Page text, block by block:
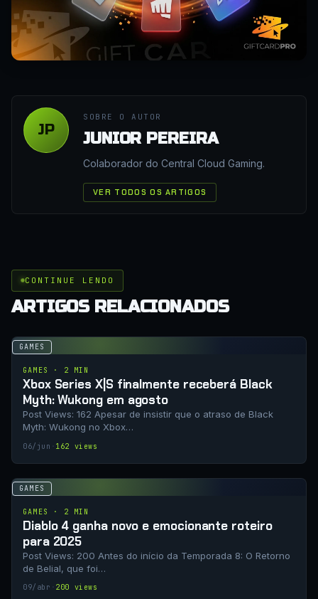
JP
SOBRE O AUTOR
JUNIOR PEREIRA
Colaborador do Central Cloud Gaming.
VER TODOS OS ARTIGOS
CONTINUE LENDO
ARTIGOS RELACIONADOS
GAMES
GAMES · 2 MIN
Xbox Series X|S finalmente receberá Black
Myth: Wukong em agosto
Post Views: 162 Apesar de insistir que o atraso de Black
Myth: Wukong no Xbox…
06/jun · 162 views
GAMES
GAMES · 2 MIN
Diablo 4 ganha novo e emocionante roteiro
para 2025
Post Views: 200 Antes do início da Temporada 8: O Retorno
de Belial, que foi…
09/abr · 200 views